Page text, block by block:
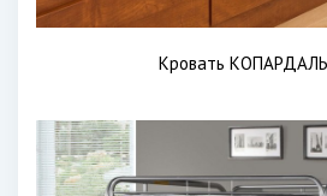
Кровать